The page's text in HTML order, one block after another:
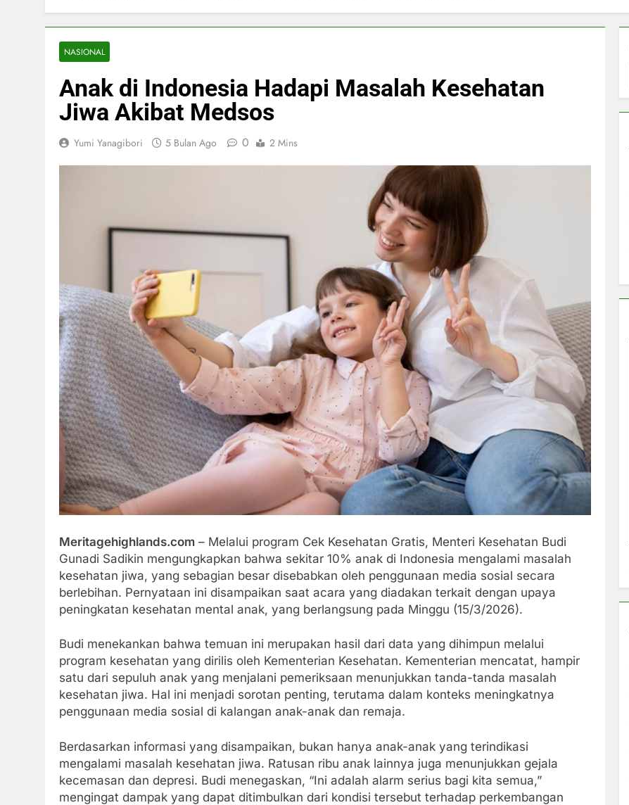
NASIONAL
Anak di Indonesia Hadapi Masalah Kesehatan
Jiwa Akibat Medsos
Yumi Yanagibori 5 Bulan Ago 0 2 Mins
Meritagehighlands.com – Melalui program Cek Kesehatan Gratis, Menteri Kesehatan Budi
Gunadi Sadikin mengungkapkan bahwa sekitar 10% anak di Indonesia mengalami masalah
kesehatan jiwa, yang sebagian besar disebabkan oleh penggunaan media sosial secara
berlebihan. Pernyataan ini disampaikan saat acara yang diadakan terkait dengan upaya
peningkatan kesehatan mental anak, yang berlangsung pada Minggu (15/3/2026).
Budi menekankan bahwa temuan ini merupakan hasil dari data yang dihimpun melalui
program kesehatan yang dirilis oleh Kementerian Kesehatan. Kementerian mencatat, hampir
satu dari sepuluh anak yang menjalani pemeriksaan menunjukkan tanda-tanda masalah
kesehatan jiwa. Hal ini menjadi sorotan penting, terutama dalam konteks meningkatnya
penggunaan media sosial di kalangan anak-anak dan remaja.
Berdasarkan informasi yang disampaikan, bukan hanya anak-anak yang terindikasi
mengalami masalah kesehatan jiwa. Ratusan ribu anak lainnya juga menunjukkan gejala
kecemasan dan depresi. Budi menegaskan, “Ini adalah alarm serius bagi kita semua,”
mengingat dampak yang dapat ditimbulkan dari kondisi tersebut terhadap perkembangan